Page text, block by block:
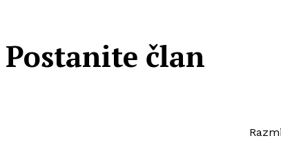
Postanite član